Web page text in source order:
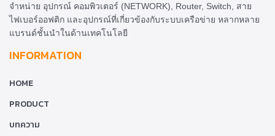
จำหน่าย อุปกรณ์ คอมพิวเตอร์ (NETWORK), Router, Switch, สาย
ไฟเบอร์ออฟติก และอุปกรณ์ที่เกี่ยวข้องกับระบบเครือข่าย หลากหลาย
แบรนด์ชั้นนำในด้านเทคโนโลยี
INFORMATION
HOME
PRODUCT
บทความ